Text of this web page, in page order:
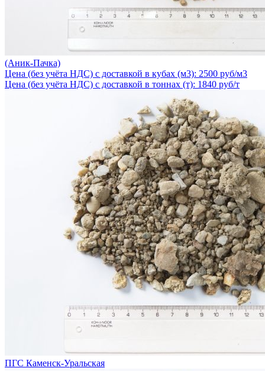
(Аник-Пачка)
Цена (без учёта НДС) с доставкой в кубах (м3): 2500 руб/м3
Цена (без учёта НДС) с доставкой в тоннах (т): 1840 руб/т
ПГС Каменск-Уральская